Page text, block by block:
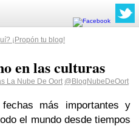
¡Propón tu blog!
en las culturas
La Nube De Oort @BlogNubeDeOort
más importantes y
el mundo desde tiempos